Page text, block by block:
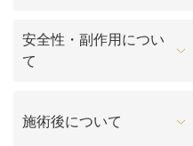
安全性・副作用につい
て
施術後について